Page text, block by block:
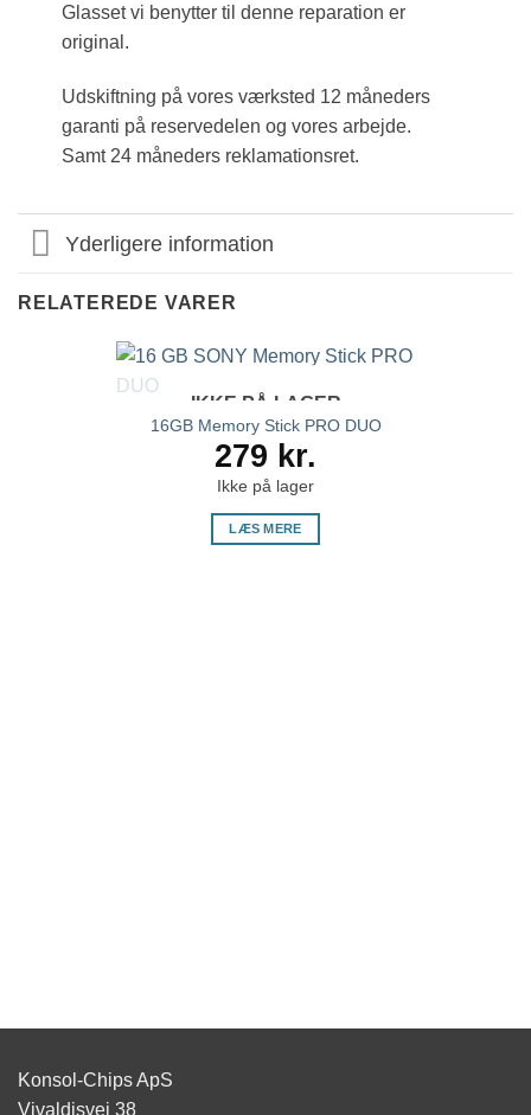
Glasset vi benytter til denne reparation er
original.
Udskiftning på vores værksted 12 måneders
garanti på reservedelen og vores arbejde.
Samt 24 måneders reklamationsret.
Yderligere information
RELATEREDE VARER
IKKE PÅ LAGER
16GB Memory Stick PRO DUO
279 kr.
Ikke på lager
LÆS MERE
Konsol-Chips ApS
Vivaldisvej 38